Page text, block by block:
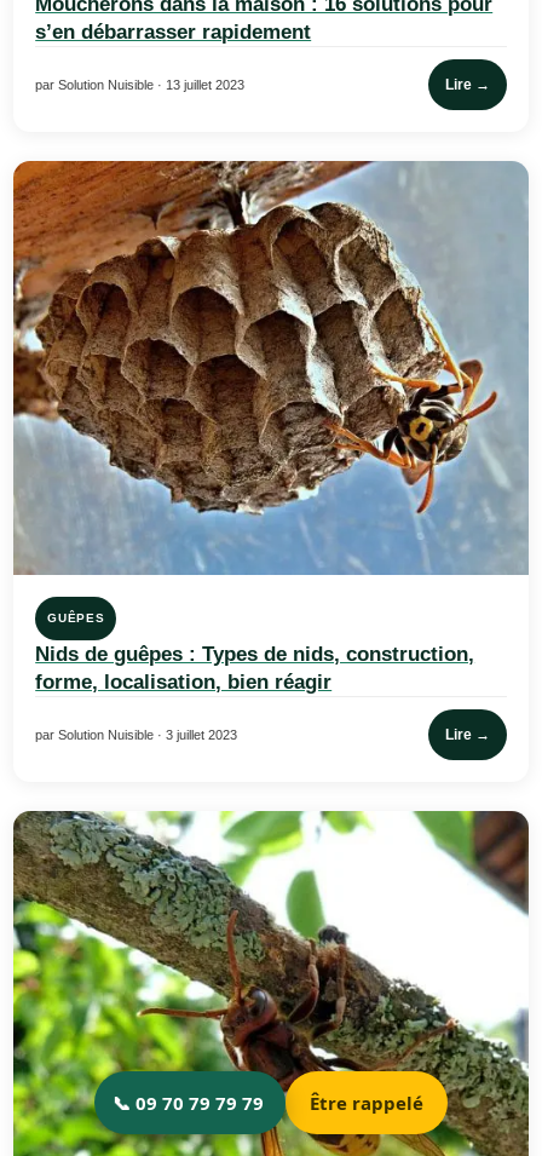
Moucherons dans la maison : 16 solutions pour
s’en débarrasser rapidement
par Solution Nuisible · 13 juillet 2023 Lire →
GUÊPES
Nids de guêpes : Types de nids, construction,
forme, localisation, bien réagir
par Solution Nuisible · 3 juillet 2023 Lire →